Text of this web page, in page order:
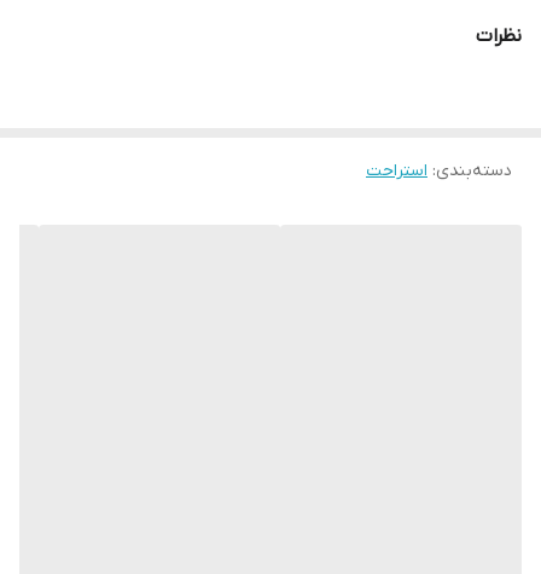
نظرات
دسته‌بندی: استراحت